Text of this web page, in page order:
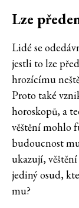
Lze
Lidé se
jestli to lze
hrozícímu
Proto také
horoskopů, a
věštění mohlo
budoucnost
ukazují,
jediný osud,
mu?